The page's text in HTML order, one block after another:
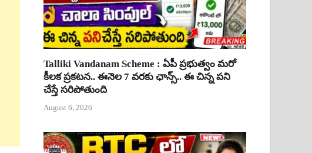
Talliki Vandanam Scheme : ఏపీ ప్రభుత్వం మరో
కీలక ప్రకటన.. ఈనెల 7 వరకు ఛాన్స్.. ఈ చిన్న పని
చేస్తే సరిపోతుంది
August 6, 2026